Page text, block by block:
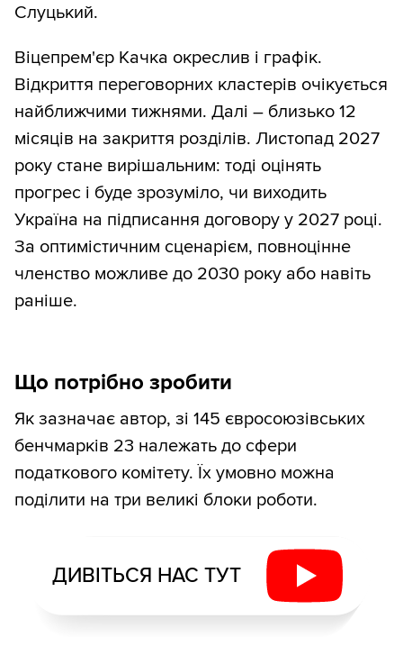
Слуцький.
Віцепрем'єр Качка окреслив і графік.
Відкриття переговорних кластерів очікується
найближчими тижнями. Далі – близько 12
місяців на закриття розділів. Листопад 2027
року стане вирішальним: тоді оцінять
прогрес і буде зрозуміло, чи виходить
Україна на підписання договору у 2027 році.
За оптимістичним сценарієм, повноцінне
членство можливе до 2030 року або навіть
раніше.
Що потрібно зробити
Як зазначає автор, зі 145 євросоюзівських
бенчмарків 23 належать до сфери
податкового комітету. Їх умовно можна
поділити на три великі блоки роботи.
ДИВІТЬСЯ НАС ТУТ